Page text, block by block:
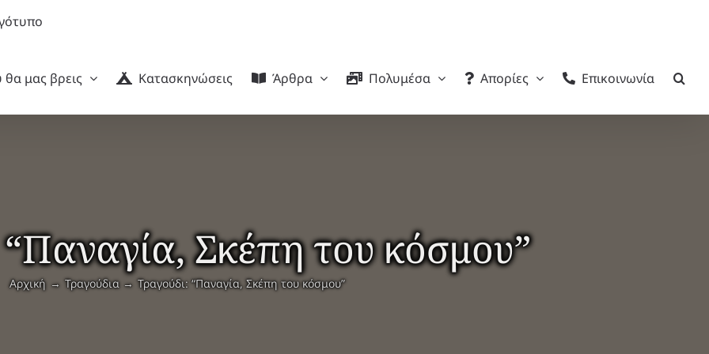
μας βρεις
Κατασκηνώσεις Άρθρα Πολυμέσα Απορίες Επικοινωνία
Σκέπη του κόσμου”
Αρχική Τραγούδια Τραγούδι: “Παναγία, Σκέπη του κόσμου”